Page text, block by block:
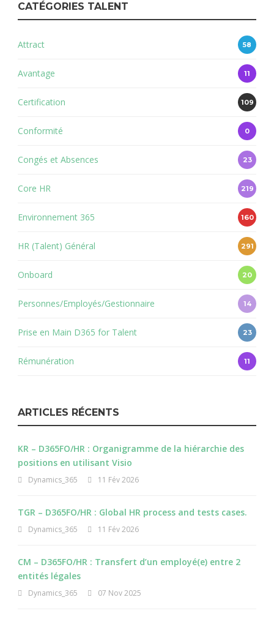
CATÉGORIES TALENT
Attract 58
Avantage 11
Certification 109
Conformité 0
Congés et Absences 23
Core HR 219
Environnement 365 160
HR (Talent) Général 291
Onboard 20
Personnes/Employés/Gestionnaire 14
Prise en Main D365 for Talent 23
Rémunération 11
ARTICLES RÉCENTS
KR – D365FO/HR : Organigramme de la hiérarchie des
positions en utilisant Visio
Dynamics_365 11 Fév 2026
TGR – D365FO/HR : Global HR process and tests cases.
Dynamics_365 11 Fév 2026
CM – D365FO/HR : Transfert d’un employé(e) entre 2
entités légales
Dynamics_365 07 Nov 2025